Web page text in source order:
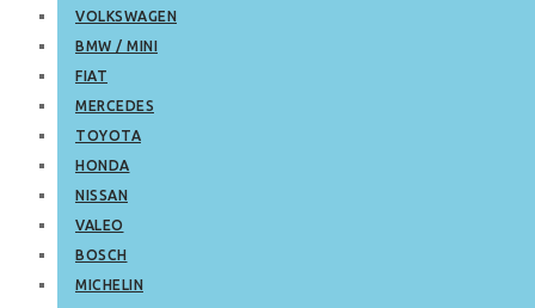
VOLKSWAGEN
BMW / MINI
FIAT
MERCEDES
TOYOTA
HONDA
NISSAN
VALEO
BOSCH
MICHELIN